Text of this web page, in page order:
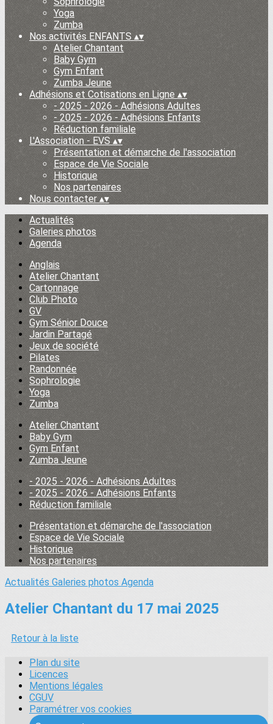
Yoga
Zumba
Nos activités ENFANTS ▴▾
Atelier Chantant
Baby Gym
Gym Enfant
Zumba Jeune
Adhésions et Cotisations en Ligne ▴▾
- 2025 - 2026 - Adhésions Adultes
- 2025 - 2026 - Adhésions Enfants
Réduction familiale
L'Association - EVS▴▾
Présentation et démarche de l'association
Espace de Vie Sociale
Historique
Nos partenaires
Nous contacter▴▾
Actualités
Galeries photos
Agenda
Anglais
Atelier Chantant
Cartonnage
Club Photo
GV
Gym Sénior Douce
Jardin Partagé
Jeux de société
Pilates
Randonnée
Sophrologie
Yoga
Zumba
Atelier Chantant
Baby Gym
Gym Enfant
Zumba Jeune
- 2025 - 2026 - Adhésions Adultes
- 2025 - 2026 - Adhésions Enfants
Réduction familiale
Présentation et démarche de l'association
Espace de Vie Sociale
Historique
Nos partenaires
Actualités Galeries photos Agenda
Atelier Chantant du 17 mai 2025
Retour à la liste
Plan du site
Licences
Mentions légales
CGUV
Paramétrer vos cookies